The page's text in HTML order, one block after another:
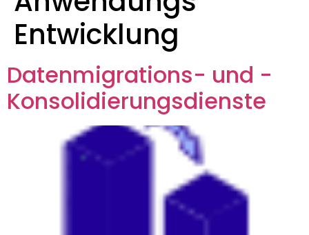
Entwicklung
Datenmigrations- und -
Konsolidierungsdienste